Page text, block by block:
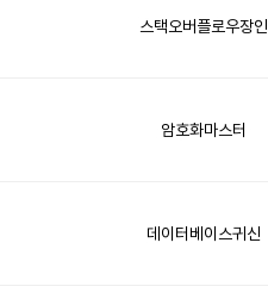
스택오버플로우장인
암호화마스터
데이터베이스귀신